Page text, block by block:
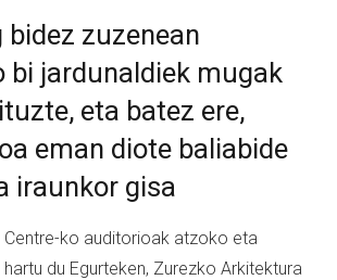
zuzenean
bi jardunaldiek mugak
eta batez ere,
eman diote baliabide
iraunkor gisa
Centre-ko auditorioak atzoko eta
du Egurteken, Zurezko Arkitektura